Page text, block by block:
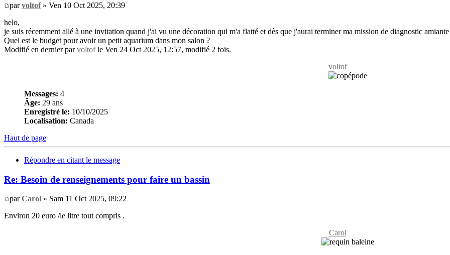
parvoltof» Ven 10 Oct 2025, 20:39
helo,
je suis récemment allé à une invitation quand j'ai vu une décoration qui m'a flatté et dès que j'aurai terminer ma mission de diagnostic amiante
Quel est le budget pour avoir un petit aquarium dans mon salon ?
Modifié en dernier parvoltofle Ven 24 Oct 2025, 12:57, modifié 2 fois.
voltof
Messages: 4
Âge: 29 ans
Enregistré le: 10/10/2025
Localisation: Canada
Haut de page
Répondre en citant le message
Re: Besoin de renseignements pour faire un bassin
parCarol » Sam 11 Oct 2025, 09:22
Environ 20 euro /le litre tout compris .
Carol